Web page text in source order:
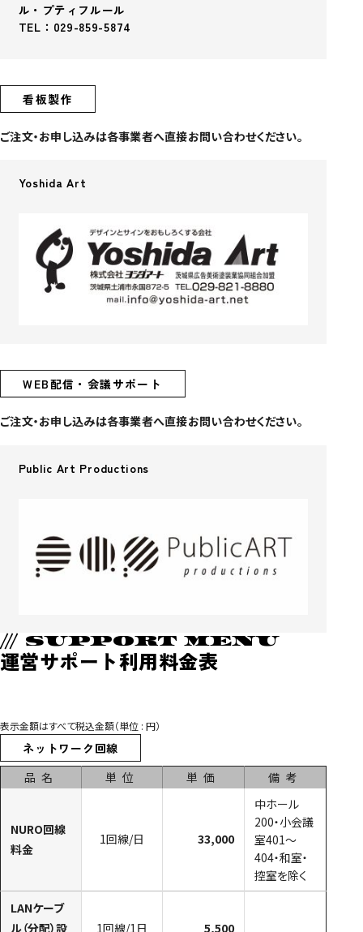
ル・プティフルール
TEL：029-859-5874
看板製作
ご注文・お申し込みは各事業者へ直接お問い合わせください。
Yoshida Art
WEB配信・会議サポート
ご注文・お申し込みは各事業者へ直接お問い合わせください。
Public Art Productions
/// SUPPORT MENU
運営サポート利用料金表
ネットワーク回線
表示金額はすべて税込金額（単位 : 円）
品名 単位 単価 備考
NURO回線
料金
1回線/日 33,000
中ホール
200・小会議
室401～
404・和室・
控室を除く
LANケーブ
ル（分配）設
1回線/1日 5,500